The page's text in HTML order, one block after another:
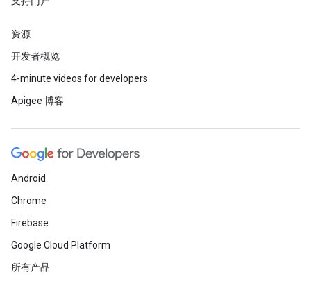
资源
开发者概览
4-minute videos for developers
Apigee 博客
Android
Chrome
Firebase
Google Cloud Platform
所有产品